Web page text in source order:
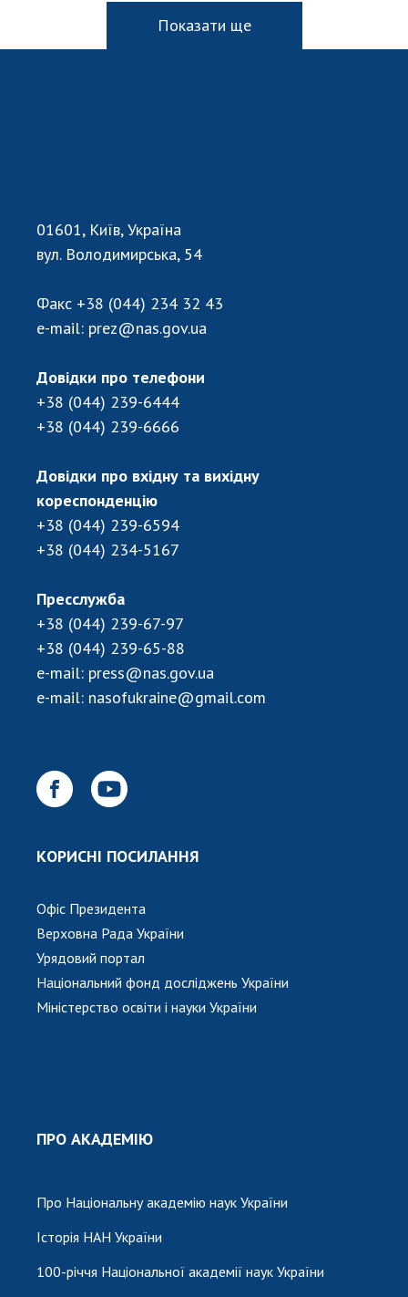
Показати ще
01601, Київ, Україна
вул. Володимирська, 54
Факс +38 (044) 234 32 43
e-mail: prez@nas.gov.ua
Довідки про телефони
+38 (044) 239-6444
+38 (044) 239-6666
Довідки про вхідну та вихідну
кореспонденцію
+38 (044) 239-6594
+38 (044) 234-5167
Пресслужба
+38 (044) 239-67-97
+38 (044) 239-65-88
e-mail: press@nas.gov.ua
e-mail: nasofukraine@gmail.com
КОРИСНІ ПОСИЛАННЯ
Офіс Президента
Верховна Рада України
Урядовий портал
Національний фонд досліджень України
Міністерство освіти і науки України
ПРО АКАДЕМІЮ
Про Національну академію наук України
Історія НАН України
100-річчя Національної академії наук України